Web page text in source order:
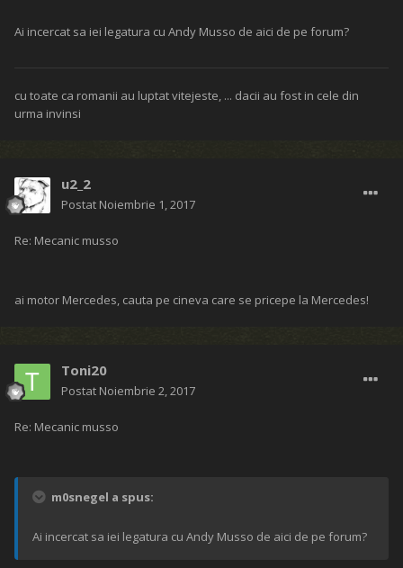
Ai incercat sa iei legatura cu Andy Musso de aici de pe forum?
cu toate ca romanii au luptat vitejeste, ... dacii au fost in cele din
urma invinsi
u2_2
Postat Noiembrie 1, 2017
Re: Mecanic musso
ai motor Mercedes, cauta pe cineva care se pricepe la Mercedes!
Toni20
Postat Noiembrie 2, 2017
Re: Mecanic musso
m0snegel a spus:
Ai incercat sa iei legatura cu Andy Musso de aici de pe forum?